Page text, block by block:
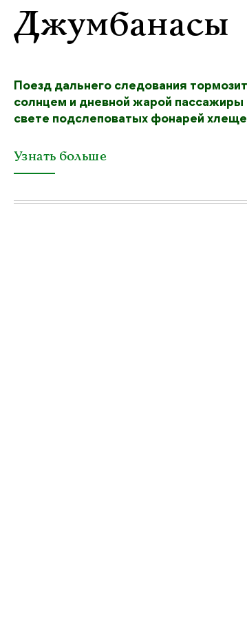
Джумбанасы
Поезд дальнего следования
солнцем и дневной жарой
свете подслеповатых фонарей
Узнать больше